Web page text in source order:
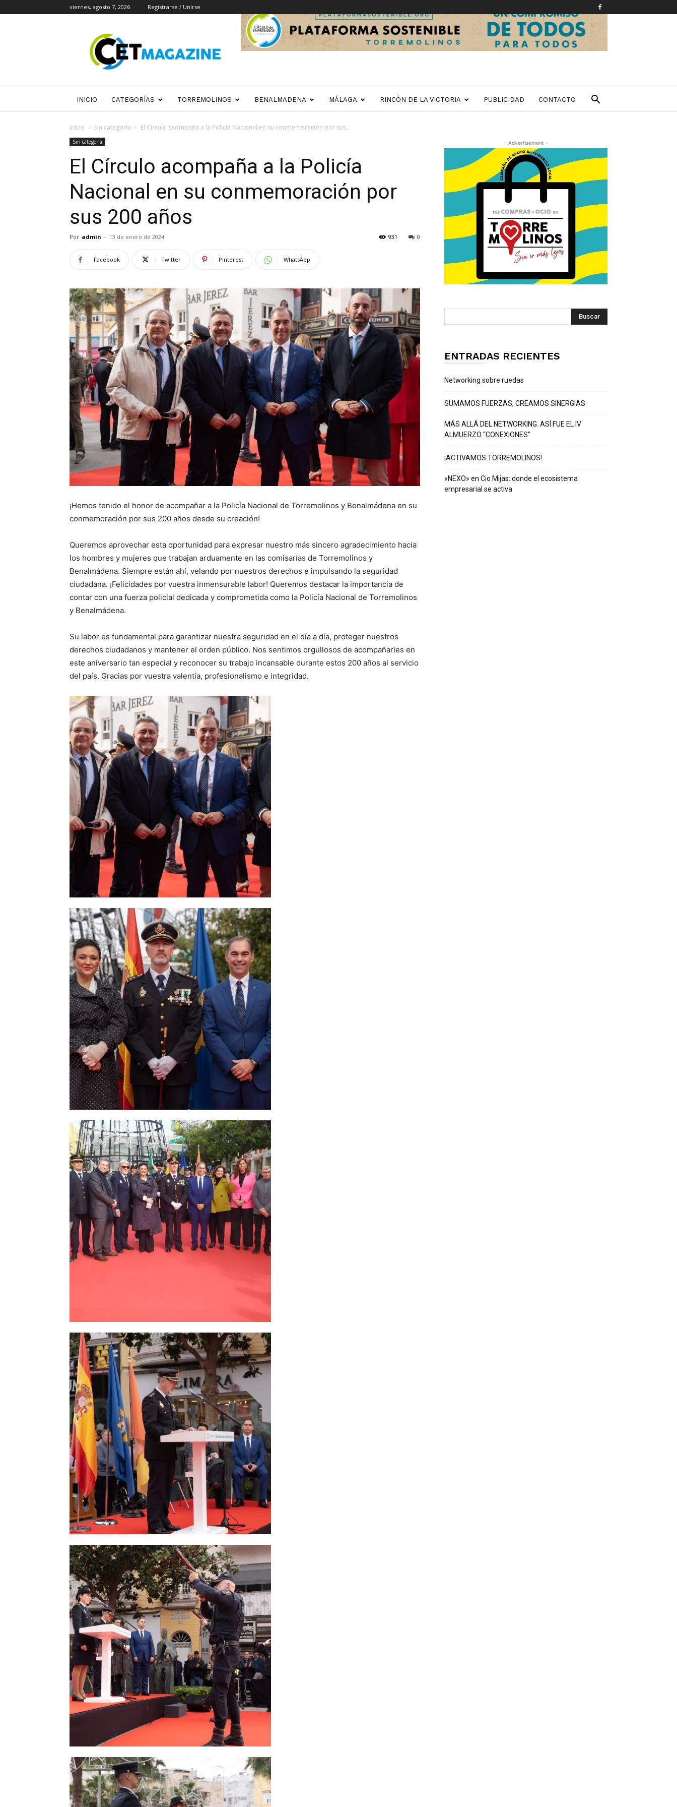
viernes, agosto 7, 2026 Registrarse / Unirse
INICIO CATEGORÍAS TORREMOLINOS BENALMADENA MÁLAGA RINCÓN DE LA VICTORIA PUBLICIDAD CONTACTO
Inicio Sin categoría El Círculo acompaña a la Policía Nacional en su conmemoración por sus...
Sin categoría
El Círculo acompaña a la Policía
Nacional en su conmemoración por
sus 200 años
Por admin - 13 de enero de 2024 0
931
Facebook Twitter Pinterest WhatsApp
¡Hemos tenido el honor de acompañar a la Policía Nacional de Torremolinos y Benalmádena en su
conmemoración por sus 200 años desde su creación!
Queremos aprovechar esta oportunidad para expresar nuestro más sincero agradecimiento hacia
los hombres y mujeres que trabajan arduamente en las comisarías de Torremolinos y
Benalmádena. Siempre están ahí, velando por nuestros derechos e impulsando la seguridad
ciudadana. ¡Felicidades por vuestra inmensurable labor! Queremos destacar la importancia de
contar con una fuerza policial dedicada y comprometida como la Policía Nacional de Torremolinos
y Benalmádena.
Su labor es fundamental para garantizar nuestra seguridad en el día a día, proteger nuestros
derechos ciudadanos y mantener el orden público. Nos sentimos orgullosos de acompañarles en
este aniversario tan especial y reconocer su trabajo incansable durante estos 200 años al servicio
del país. Gracias por vuestra valentía, profesionalismo e integridad.
- Advertisement -
ENTRADAS RECIENTES
Networking sobre ruedas
SUMAMOS FUERZAS, CREAMOS SINERGIAS
MÁS ALLÁ DEL NETWORKING. ASÍ FUE EL IV
ALMUERZO “CONEXIONES”
¡ACTIVAMOS TORREMOLINOS!
«NEXO» en Cio Mijas: donde el ecosistema
empresarial se activa